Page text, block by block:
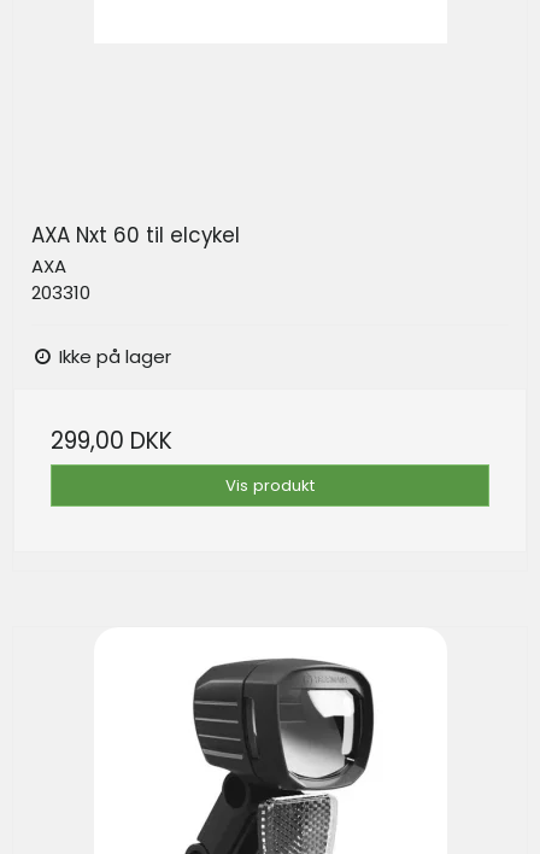
AXA Nxt 60 til elcykel
AXA
203310
Ikke på lager
299,00 DKK
Vis produkt